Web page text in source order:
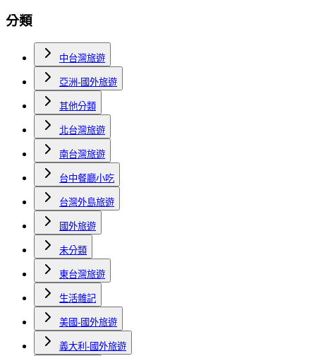
分類
中台灣旅遊
亞洲-國外旅遊
其他分類
北台灣旅遊
南台灣旅遊
台中餐廳小吃
台灣外島旅遊
國外旅遊
未分類
東台灣旅遊
生活雜記
美國-國外旅遊
義大利-國外旅遊